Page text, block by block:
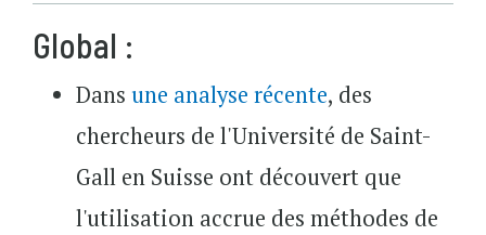
Global :
Dans une analyse récente, des
chercheurs de l'Université de Saint-
Gall en Suisse ont découvert que
l'utilisation accrue des méthodes de